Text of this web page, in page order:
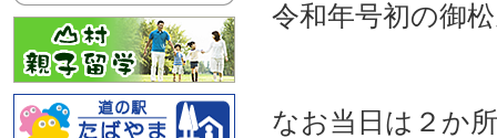
令和年号初の御
なお当日は２か